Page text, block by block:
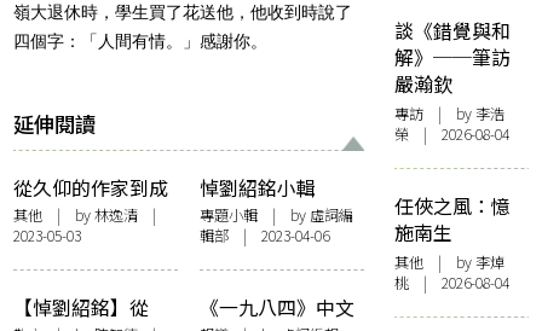
嶺大退休時，學生買了花送他，他收到時說了
四個字：「人間有情。」感謝你。
延伸閱讀
從久仰的作家到成
為自己「老師」
——悼劉公紹銘先
生
其他 | by林逸清 |
2023-05-03
悼劉紹銘小輯
專題小輯| by 虛詞編
輯部 | 2023-04-06
【悼劉紹銘】從
《一九八四》中文
談《錯覺與和
解》──筆訪
嚴瀚欽
專訪 | by 李浩
榮 | 2026-08-04
任俠之風：憶
施南生
其他 | by 李焯
桃 | 2026-08-04